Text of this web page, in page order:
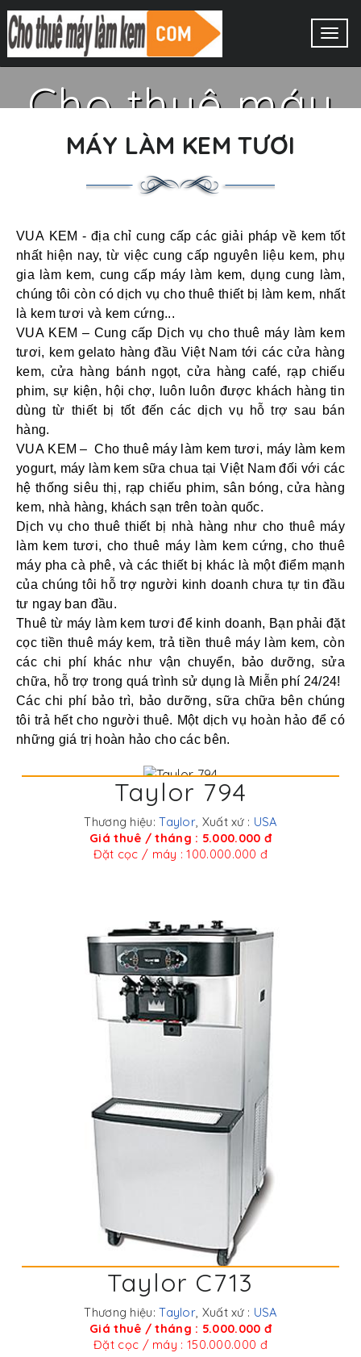
thuê
kem
Taycool
XEM THÊM
MÁY LÀM KEM TƯƠI
VUA KEM - địa chỉ cung cấp các giải pháp về kem tốt
nhất hiện nay, từ việc cung cấp nguyên liệu kem, phụ
gia làm kem, cung cấp máy làm kem, dụng cung làm,
chúng tôi còn có dịch vụ cho thuê thiết bị làm kem, nhất
là kem tươi và kem cứng...
VUA KEM – Cung cấp Dịch vụ cho thuê máy làm kem
tươi, kem gelato hàng đầu Việt Nam tới các cửa hàng
kem, cửa hàng bánh ngọt, cửa hàng café, rạp chiếu
phim, sự kiện, hội chợ, luôn luôn được khách hàng tin
dùng từ thiết bị tốt đến các dịch vụ hỗ trợ sau bán
hàng.
VUA KEM – Cho thuê máy làm kem tươi, máy làm kem
yogurt, máy làm kem sữa chua tại Việt Nam đối với các
hệ thống siêu thị, rạp chiếu phim, sân bóng, cửa hàng
kem, nhà hàng, khách sạn trên toàn quốc.
Dịch vụ cho thuê thiết bị nhà hàng như cho thuê máy
làm kem tươi, cho thuê máy làm kem cứng, cho thuê
máy pha cà phê, và các thiết bị khác là một điểm mạnh
của chúng tôi hỗ trợ người kinh doanh chưa tự tin đầu
tư ngay ban đầu.
Thuê từ máy làm kem tươi để kinh doanh, Bạn phải đặt
cọc tiền thuê máy kem, trả tiền thuê máy làm kem, còn
các chi phí khác như vận chuyển, bảo dưỡng, sửa
chữa, hỗ trợ trong quá trình sử dụng là Miễn phí 24/24!
Các chi phí bảo trì, bảo dưỡng, sữa chữa bên chúng
tôi trả hết cho người thuê. Một dịch vụ hoàn hảo để có
những giá trị hoàn hảo cho các bên.
Taylor 794
Thương hiệu:Taylor, Xuất xứ : USA
Giá thuê / tháng : 5.000.000 đ
Đặt cọc / máy : 100.000.000 đ
Taylor C713
Thương hiệu:Taylor, Xuất xứ : USA
Giá thuê / tháng : 5.000.000 đ
Đặt cọc / máy : 150.000.000 đ